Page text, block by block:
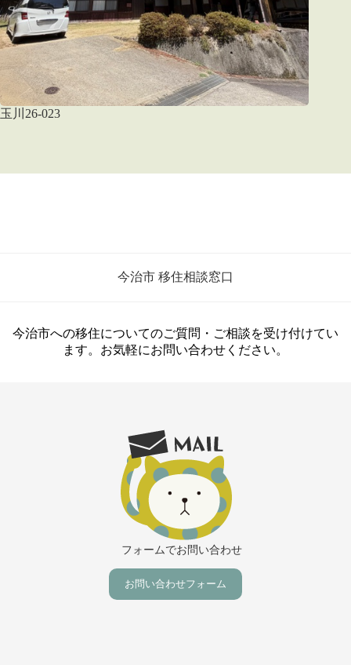
玉川26-023
今治市 移住相談窓口
今治市への移住についてのご質問・ご相談を受け付けてい
ます。お気軽にお問い合わせください。
フォームでお問い合わせ
お問い合わせフォーム